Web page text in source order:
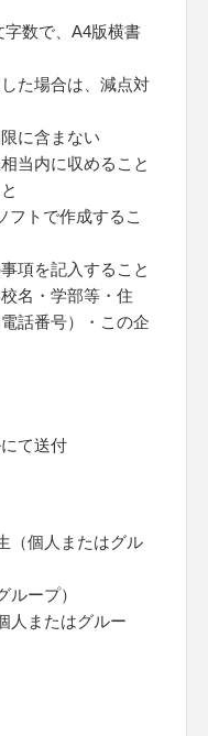
数で、A4版横書
た場合は、減点対
に含まない
当内に収めること
トで作成するこ
項を記入すること
名・学部等・住
話番号）・この企
て送付
（個人またはグル
ープ）
人またはグルー